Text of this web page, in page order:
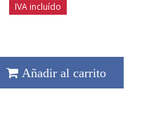
IVA incluído
Añadir al carrito